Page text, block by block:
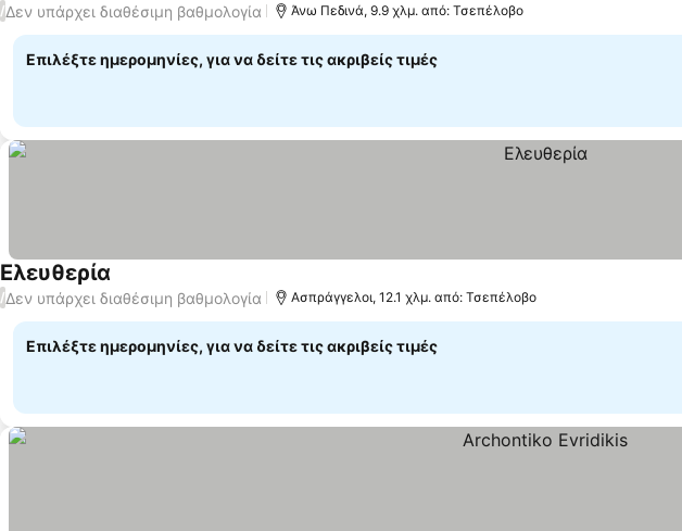
/Δεν υπάρχει διαθέσιμη βαθμολογία Άνω Πεδινά, 9.9 χλμ. από: Τσεπέλοβο
Επιλέξτε ημερομηνίες, για να δείτε τις ακριβείς τιμές
Ελευθερία
/Δεν υπάρχει διαθέσιμη βαθμολογία Ασπράγγελοι, 12.1 χλμ. από: Τσεπέλοβο
Επιλέξτε ημερομηνίες, για να δείτε τις ακριβείς τιμές